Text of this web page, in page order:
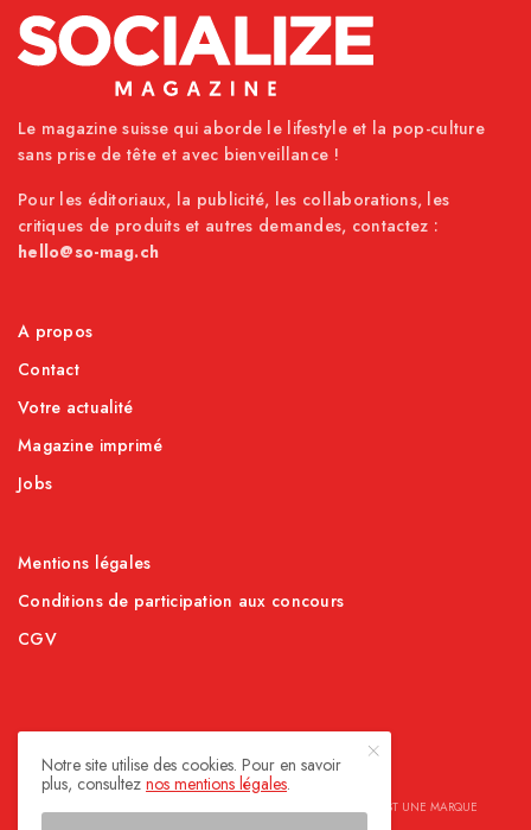
Le magazine suisse qui aborde le lifestyle et la pop-culture
sans prise de tête et avec bienveillance !
Pour les éditoriaux, la publicité, les collaborations, les
critiques de produits et autres demandes, contactez :
hello@so-mag.ch
A propos
Contact
Votre actualité
Magazine imprimé
Jobs
Mentions légales
Conditions de participation aux concours
CGV
© SOCIALIZE MAGAZINE. TOUT DROIT RÉSERVÉ. SOCIALIZE EST UNE MARQUE
Notre site utilise des cookies. Pour en savoir
plus, consulteznos mentions légales.